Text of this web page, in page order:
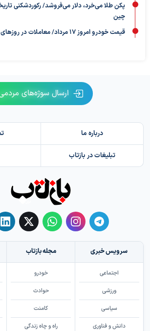
پکن طلا می‌خرد، دلار می‌فروشد/ رکوردشکنی
چین
قیمت خودرو امروز ۱۷ مرداد/ معاملات در روزهای رکودی بازار
ارسال سوژه‌های
درباره ما
تبلیغات در بازتاب
سرویس خبری
اجتماعی
ورزشی
سیاسی
دانش و فناوری
مجله بازتاب
خودرو
حوادث
کامنت
راه و چاه زندگی